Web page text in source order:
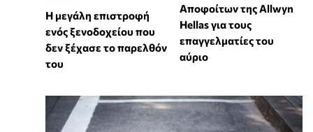
Η μεγάλη επιστροφή
ενός ξενοδοχείου που
δεν ξέχασε το παρελθόν
του
Αποφοίτων της Allwyn
Hellas για τους
επαγγελματίες του
αύριο